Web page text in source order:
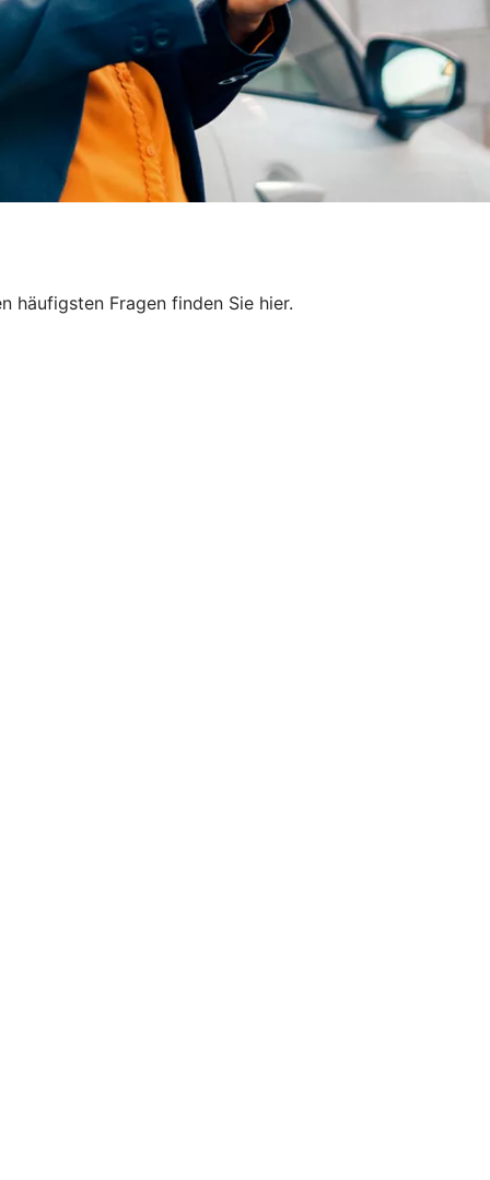
häufigsten Fragen finden Sie hier.